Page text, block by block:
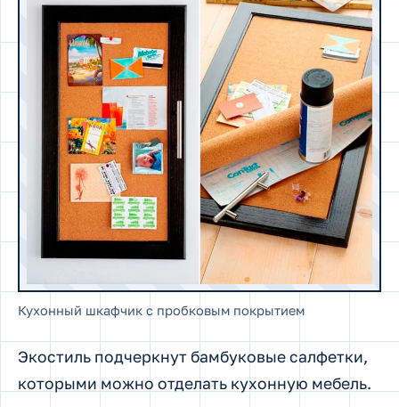
Кухонный шкафчик с пробковым покрытием
Экостиль подчеркнут бамбуковые салфетки,
которыми можно отделать кухонную мебель.